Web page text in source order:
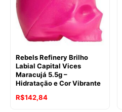
Rebels Refinery Brilho
Labial Capital Vices
Maracujá 5.5g –
Hidratação e Cor Vibrante
R$142,84